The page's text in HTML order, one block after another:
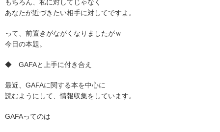
もちろん、私に対してじゃなく
あなたが近づきたい相手に対してですよ。
って、前置きがながくなりましたがｗ
今日の本題。
◆ GAFAと上手に付き合え
最近、GAFAに関する本を中心に
読むようにして、情報収集をしています。
GAFAってのは